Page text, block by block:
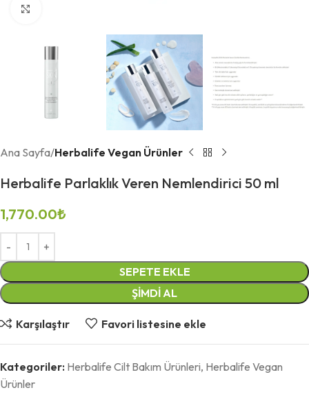
Ana Sayfa Herbalife Vegan Ürünler
Herbalife Parlaklık Veren Nemlendirici 50 ml
1,770.00₺
SEPETE EKLE
ŞIMDI AL
Karşılaştır Favori listesine ekle
Kategoriler: Herbalife Cilt Bakım Ürünleri, Herbalife Vegan
Ürünler